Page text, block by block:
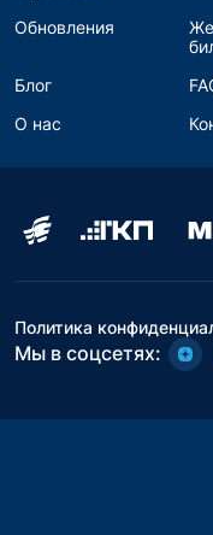
Обновления
Блог
О нас
Политика
Мы в соцсетях: